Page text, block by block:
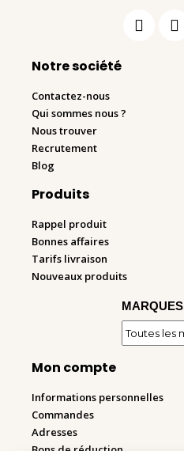
Notre société
Contactez-nous
Qui sommes nous ?
Nous trouver
Recrutement
Blog
Produits
Rappel produit
Bonnes affaires
Tarifs livraison
Nouveaux produits
MARQUES
Mon compte
Informations personnelles
Commandes
Adresses